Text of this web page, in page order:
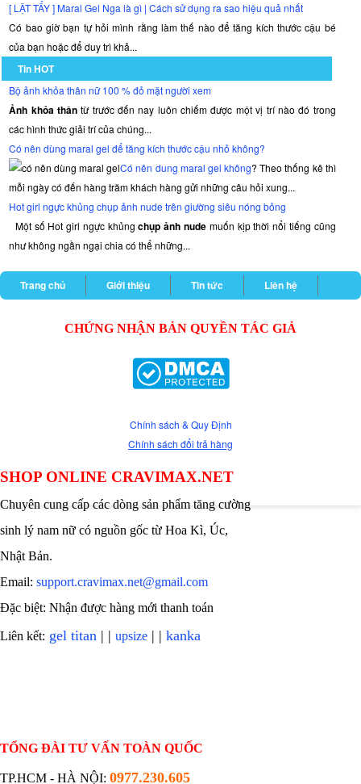
[ LẬT TẨY ] Maral Gel Nga là gì | Cách sử dụng ra sao hiệu quả nhất
Có bao giờ bạn tự hỏi mình rằng làm thế nào để tăng kích thước cậu bé
của bạn hoặc để duy trì khả...
Tin HOT
Bộ ảnh khỏa thân nữ 100 % đỏ mặt người xem
Ảnh khỏa thântừ trước đến nay luôn chiếm được một vị trí nào đó trong
các hình thức giải trí của chúng...
Có nên dùng maral gel để tăng kích thước cậu nhỏ không?
Có nên dung maral gel không? Theo thống kê thì
mỗi ngày có đến hàng trăm khách hàng gửi những câu hỏi xung...
Hot girl ngực khủng chụp ảnh nude trên giường siêu nóng bỏng
Một số Hot girl ngực khủngchụp ảnh nude muốn kịp thời nổi tiếng cũng
như không ngần ngại chia có thể những...
Trang chủ Giới thiệu Tin tức Liên hệ
CHỨNG NHẬN BẢN QUYỀN TÁC GIẢ
Chính sách & Quy Định
Chính sách đổi trả hàng
SHOP ONLINE CRAVIMAX.NET
Chuyên cung cấp các dòng sản phẩm tăng cường
sinh lý nam nữ có nguồn gốc từ Hoa Kì, Úc,
Nhật Bản.
Email: support.cravimax.net@gmail.com
Đặc biệt: Nhận được hàng mới thanh toán
Liên kết: gel titan | | upsize | | kanka
TỔNG ĐÀI TƯ VẤN TOÀN QUỐC
TP.HCM - HÀ NỘI: 0977.230.605